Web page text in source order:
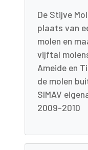
De Stijve
plaats van
molen en
vijftal
Ameide en
de molen
SIMAV
2009-2010